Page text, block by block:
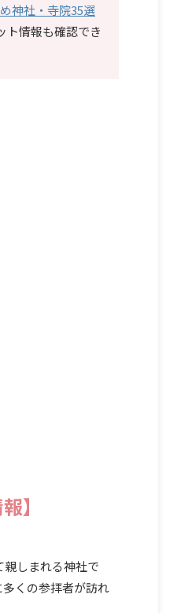
神社・寺院35選
ト情報も確認でき
】
しまれる神社で
くの参拝者が訪れ